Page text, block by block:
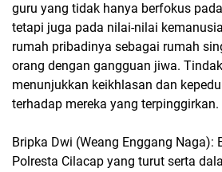
guru yang tidak hanya berfokus
tetapi juga pada nilai-nilai
rumah pribadinya sebagai rumah
orang dengan gangguan jiwa.
menunjukkan keikhlasan dan
terhadap mereka yang
Bripka Dwi (Weang Enggang Naga):
Polresta Cilacap yang turut serta